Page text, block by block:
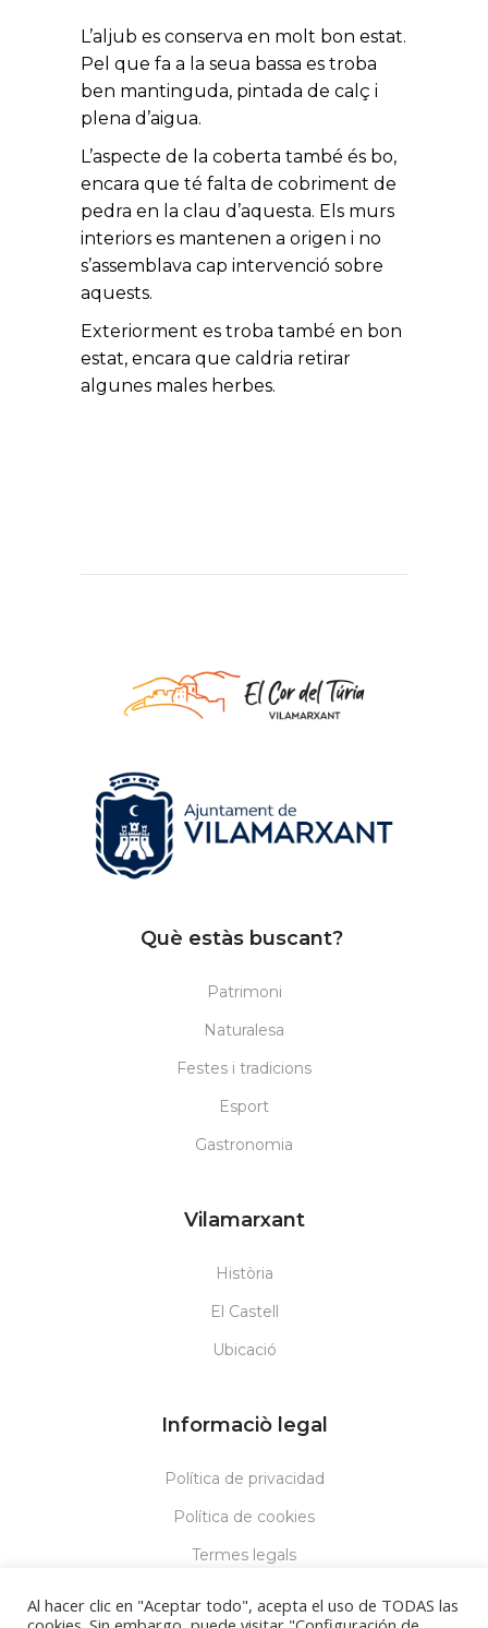
L’aljub es conserva en molt bon estat.
Pel que fa a la seua bassa es troba
ben mantinguda, pintada de calç i
plena d’aigua.
L’aspecte de la coberta també és bo,
encara que té falta de cobriment de
pedra en la clau d’aquesta. Els murs
interiors es mantenen a origen i no
s’assemblava cap intervenció sobre
aquests.
Exteriorment es troba també en bon
estat, encara que caldria retirar
algunes males herbes.
Què estàs buscant?
Patrimoni
Naturalesa
Festes i tradicions
Esport
Gastronomia
Vilamarxant
Història
El Castell
Ubicació
Informaciò legal
Política de privacidad
Política de cookies
Termes legals
Al hacer clic en "Aceptar todo", acepta el uso de TODAS las